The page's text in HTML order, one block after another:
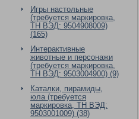
Игры настольные
(требуется маркировка,
ТН ВЭД: 9504908009)
(165)
Интерактивные
животные и персонажи
(требуется маркировка,
ТН ВЭД: 9503004900) (9)
Каталки, пирамиды,
юла (требуется
маркировка, ТН ВЭД:
9503001009) (38)